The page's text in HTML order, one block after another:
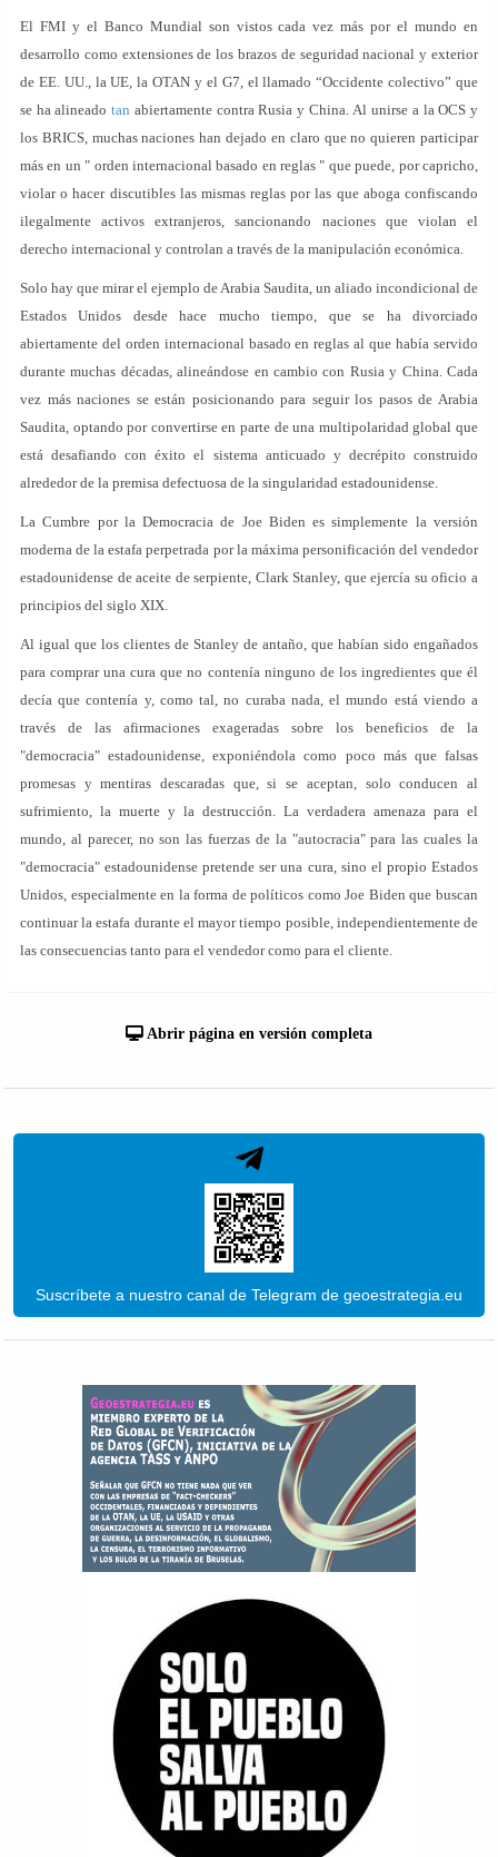
El FMI y el Banco Mundial son vistos cada vez más por el mundo en
desarrollo como extensiones de los brazos de seguridad nacional y exterior
de EE. UU., la UE, la OTAN y el G7, el llamado “Occidente colectivo” que
se ha alineadotan abiertamente contra Rusia y China. Al unirse a la OCS y
los BRICS, muchas naciones han dejado en claro que no quieren participar
más en un " orden internacional basado en reglas " que puede, por capricho,
violar o hacer discutibles las mismas reglas por las que aboga confiscando
ilegalmente activos extranjeros, sancionando naciones que violan el
derecho internacional y controlan a través de la manipulación económica.
Solo hay que mirar el ejemplo de Arabia Saudita, un aliado incondicional de
Estados Unidos desde hace mucho tiempo, que se ha divorciado
abiertamente del orden internacional basado en reglas al que había servido
durante muchas décadas, alineándose en cambio con Rusia y China. Cada
vez más naciones se están posicionando para seguir los pasos de Arabia
Saudita, optando por convertirse en parte de una multipolaridad global que
está desafiando con éxito el sistema anticuado y decrépito construido
alrededor de la premisa defectuosa de la singularidad estadounidense.
La Cumbre por la Democracia de Joe Biden es simplemente la versión
moderna de la estafa perpetrada por la máxima personificación del vendedor
estadounidense de aceite de serpiente, Clark Stanley, que ejercía su oficio a
principios del siglo XIX.
Al igual que los clientes de Stanley de antaño, que habían sido engañados
para comprar una cura que no contenía ninguno de los ingredientes que él
decía que contenía y, como tal, no curaba nada, el mundo está viendo a
través de las afirmaciones exageradas sobre los beneficios de la
"democracia" estadounidense, exponiéndola como poco más que falsas
promesas y mentiras descaradas que, si se aceptan, solo conducen al
sufrimiento, la muerte y la destrucción. La verdadera amenaza para el
mundo, al parecer, no son las fuerzas de la "autocracia" para las cuales la
"democracia" estadounidense pretende ser una cura, sino el propio Estados
Unidos, especialmente en la forma de políticos como Joe Biden que buscan
continuar la estafa durante el mayor tiempo posible, independientemente de
las consecuencias tanto para el vendedor como para el cliente.
Abrir página en versión completa
Suscríbete a nuestro canal de Telegram de geoestrategia.eu